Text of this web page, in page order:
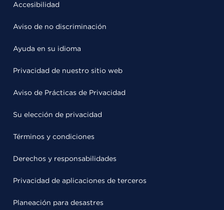
Accesibilidad
Aviso de no discriminación
Ayuda en su idioma
Privacidad de nuestro sitio web
Aviso de Prácticas de Privacidad
Su elección de privacidad
Términos y condiciones
Derechos y responsabilidades
Privacidad de aplicaciones de terceros
Planeación para desastres